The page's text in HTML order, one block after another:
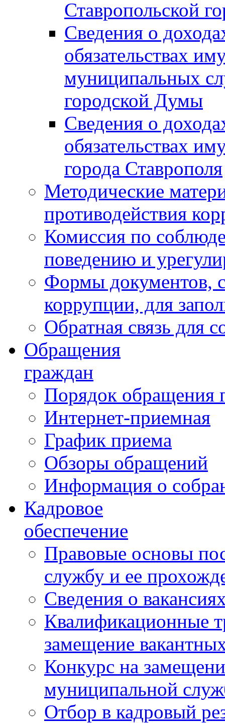
Ставропольской
Сведения о
обязательствах
муниципальных
городской Думы
Сведения о
обязательствах
города Ставрополя
Методические
противодействия
Комиссия по
поведению и
Формы документов,
коррупции, для
Обратная связь для
Обращения
граждан
Порядок обращения
Интернет-приемная
График приема
Обзоры обращений
Информация о
Кадровое
обеспечение
Правовые основы
службу и ее
Сведения о
Квалификационные
замещение
Конкурс на
муниципальной
Отбор в кадровый